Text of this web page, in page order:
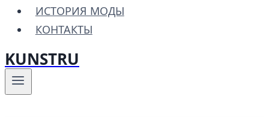
ИСТОРИЯ МОДЫ
КОНТАКТЫ
KUNSTRU